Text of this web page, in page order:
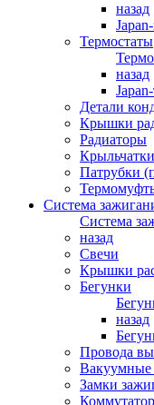
назад
Термостаты
назад
Детали
Крышки
Радиаторы
Патрубки
Система
Система
назад
Свечи
Крышки
Бегунки
назад
Провода
Вакуумные
Замки